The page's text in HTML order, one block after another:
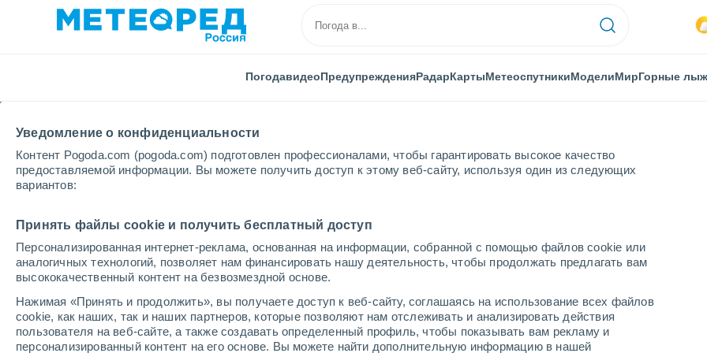
Уведомление о конфиденциальности
Контент Pogoda.com (pogoda.com) подготовлен профессионалами, чтобы гарантировать высокое качество
предоставляемой информации. Вы можете получить доступ к этому веб-сайту, используя один из следующих
вариантов:
Принять файлы cookie и получить бесплатный доступ
Персонализированная интернет-реклама, основанная на информации, собранной с помощью файлов cookie или
аналогичных технологий, позволяет нам финансировать нашу деятельность, чтобы продолжать предлагать вам
высококачественный контент на безвозмездной основе.
Нажимая «Принять и продолжить», вы получаете доступ к веб-сайту, соглашаясь на использование всех файлов
cookie, как наших, так и наших партнеров, которые позволяют нам отслеживать и анализировать действия
пользователя на веб-сайте, а также создавать определенный профиль, чтобы показывать вам рекламу и
персонализированный контент на его основе. Вы можете найти дополнительную информацию в нашей
ПогодавидеоПредупрежденияРадарКартыМетеоспутникиМоделиМирГорные
Погода в Юго-Восточной Англии
cегодня, 9 августа Весь день символ